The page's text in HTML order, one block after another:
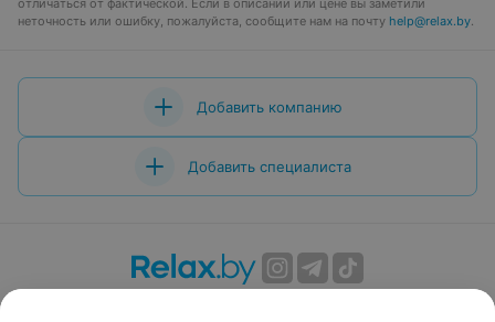
отличаться от фактической. Если в описании или цене вы заметили
неточность или ошибку, пожалуйста, сообщите нам на почту help@relax.by.
Добавить компанию
Добавить специалиста